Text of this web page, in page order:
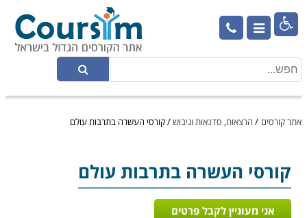

אתר קורסים / הרצאות, סדנאות וגיבוש/קורסי העשרה בתרבות עולם
קורסי העשרה בתרבות עולם
אני מעוניין לקבל פרטים